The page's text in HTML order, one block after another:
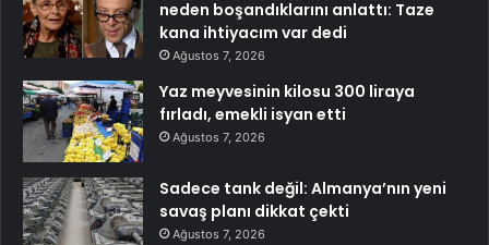
neden boşandıklarını anlattı: Taze
kana ihtiyacım var dedi
Ağustos 7, 2026
Yaz meyvesinin kilosu 300 liraya
fırladı, emekli isyan etti
Ağustos 7, 2026
Sadece tank değil: Almanya’nın yeni
savaş planı dikkat çekti
Ağustos 7, 2026